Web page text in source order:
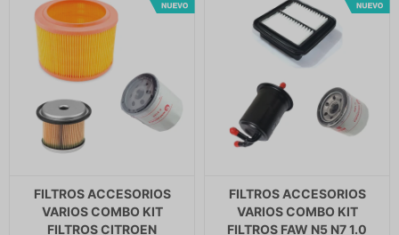
FILTROS ACCESORIOS
VARIOS COMBO KIT
FILTROS CITROEN
FILTROS ACCESORIOS
VARIOS COMBO KIT
FILTROS FAW N5 N7 1.0